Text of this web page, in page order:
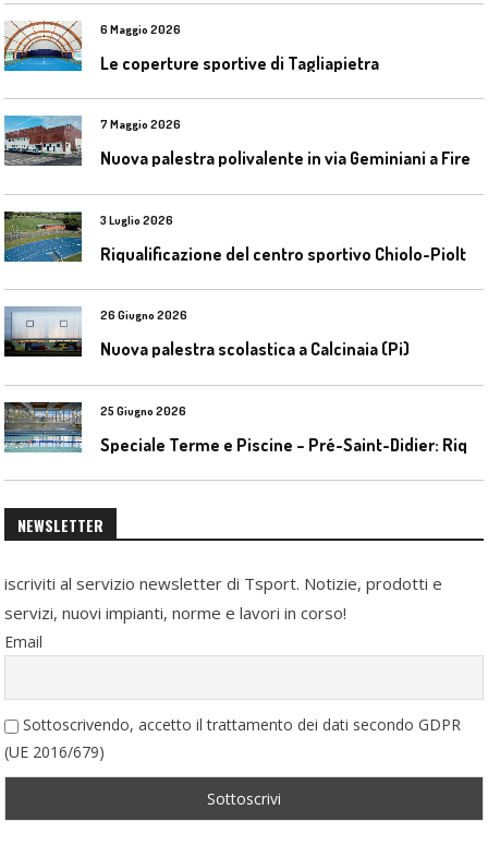
6 Maggio 2026
Le coperture sportive di Tagliapietra
7 Maggio 2026
3 Luglio 2026
26 Giugno 2026
Nuova palestra scolastica a Calcinaia (Pi)
25 Giugno 2026
NEWSLETTER
iscriviti al servizio newsletter di Tsport. Notizie, prodotti e
servizi, nuovi impianti, norme e lavori in corso!
Email
Sottoscrivendo, accetto il trattamento dei dati secondo GDPR
(UE 2016/679)